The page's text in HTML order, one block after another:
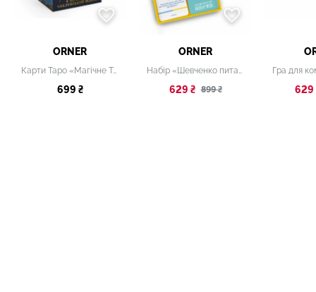
ORNER
Карти Таро «Магічне Таро: Чаклунський Всесвіт»
699 ₴
ORNER
Набір «Шевченко питає про українську музику»
629 ₴ 899 ₴ 629